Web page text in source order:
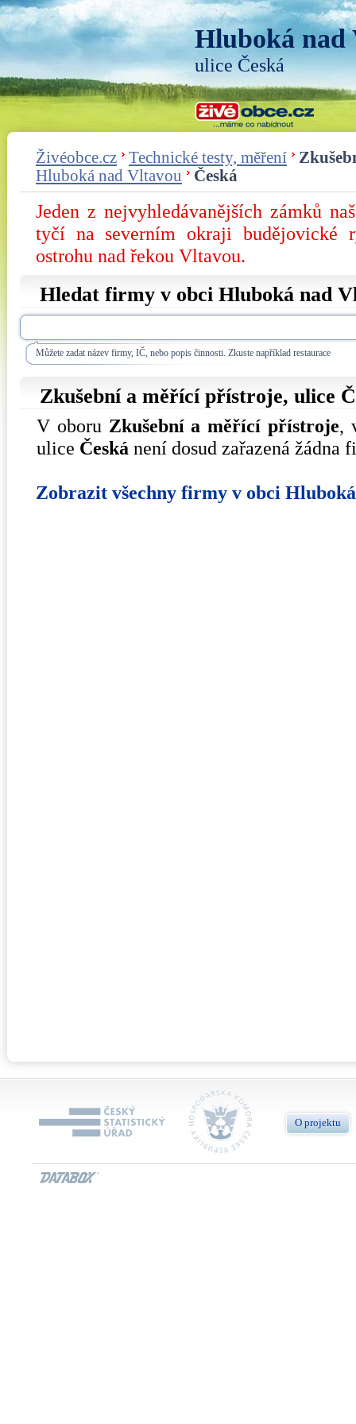
Hluboká nad
ulice Česká
Živéobce.cz Technické testy, měření
Hluboká nad Vltavou
Česká
Jeden z nejvyhledávanějších zámků
tyčí na severním okraji budějovické
ostrohu nad řekou Vltavou.
Hledat firmy v obci Hluboká nad
Můžete zadat název firmy, IČ, nebo popis činnosti. Zkuste například restaurace
Zkušební a měřící přístroje, ulice
V oboru Zkušební a měřící přístroje,
ulice Česká není dosud zařazená žádna
Zobrazit všechny firmy v obci
O projektu